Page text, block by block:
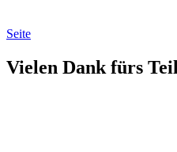
Seite
Vielen Dank fürs